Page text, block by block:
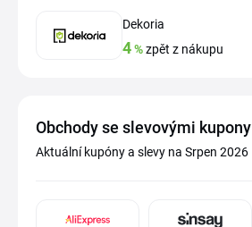
Dekoria
4%zpět z nákupu
Obchody se slevovými kupony
Aktuální kupóny a slevy na Srpen 2026